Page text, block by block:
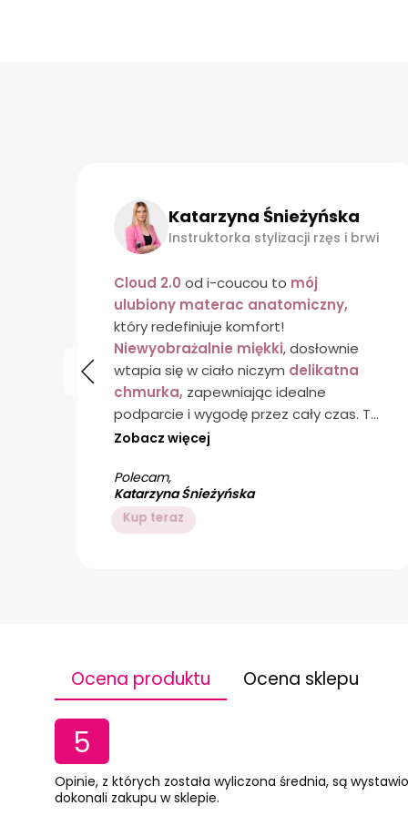
Katarzyna Śnieżyńska
Instruktorka stylizacji rzęs i brwi
Cloud 2.0 od i-coucou to mój
ulubiony materac anatomiczny,
który redefiniuje komfort!
Niewyobrażalnie miękki, dosłownie
wtapia się w ciało niczym delikatna
chmurka, zapewniając idealne
podparcie i wygodę przez cały czas. To
absolutny must-have
poziomie!
Zobacz więcej
Polecam,
Katarzyna Śnieżyńska
Kup teraz
Ocena produktu Ocena sklepu
5
Opinie, z których została wyliczona średnia, są
dokonali zakupu w sklepie.